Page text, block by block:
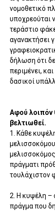
νομοθετικό
υποχρεούται
τεράστιο
αγανακτήσει
δήλωση ότι
περιμένει,
δασικοί
Αφού λοιπόν
βελτιωθεί.
1. Κάθε
πράγματι
τουλάχιστον
2. Η κυψέλη –
πράγμα που